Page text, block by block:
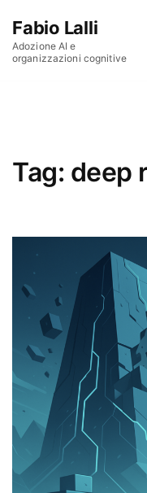
Fabio Lalli
Adozione AI e
organizzazioni cognitive
Tag: deep